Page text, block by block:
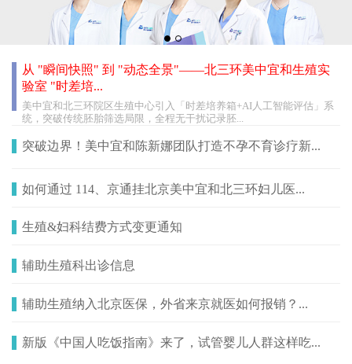
从 "瞬间快照" 到 "动态全景"——北三环美中宜和生殖实
验室 "时差培...
美中宜和北三环院区生殖中心引入「时差培养箱+AI人工智能评估」系
统，突破传统胚胎筛选局限，全程无干扰记录胚...
突破边界！美中宜和陈新娜团队打造不孕不育诊疗新...
如何通过 114、京通挂北京美中宜和北三环妇儿医...
生殖&妇科结费方式变更通知
辅助生殖科出诊信息
辅助生殖纳入北京医保，外省来京就医如何报销？...
新版《中国人吃饭指南》来了，试管婴儿人群这样吃...